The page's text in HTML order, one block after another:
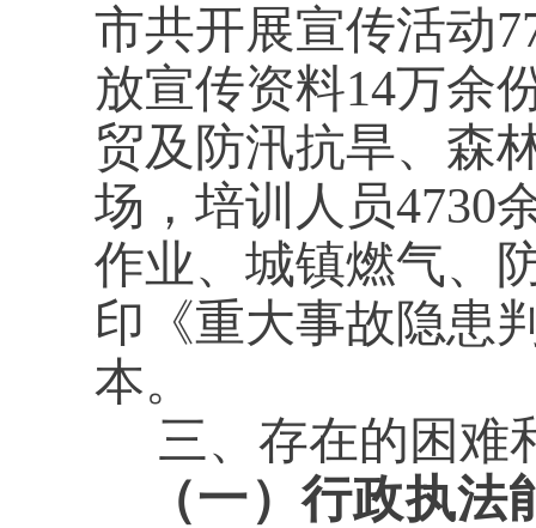
市共开展宣传活动
放宣传资料14万余
贸及防汛抗旱、森
场，培训人员4730
作业、城镇燃气、
印《重大事故隐患
本。
三、存在的困难
（一）行政执